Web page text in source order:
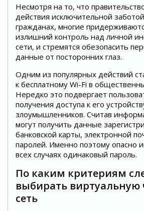
Несмотря на то, что
действия исключительной
гражданах, многие
излишний контроль над личной
сети, и стремятся обезопасить
данные от посторонних глаз.
Одним из популярных действий
к бесплатному Wi-Fi в
Нередко это подвергает
получения доступа к его
злоумышленников. Считав
могут получить данные
банковской карты, электронной
паролей. Именно поэтому опасно
всех случаях одинаковый пароль.
По каким критериям
выбирать виртуальную
сеть